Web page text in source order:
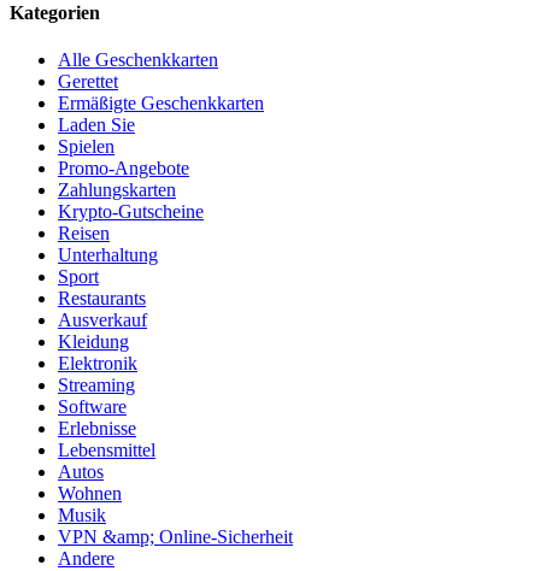
Kategorien
Alle Geschenkkarten
Gerettet
Ermäßigte Geschenkkarten
Laden Sie
Spielen
Promo-Angebote
Zahlungskarten
Krypto-Gutscheine
Reisen
Unterhaltung
Sport
Restaurants
Ausverkauf
Kleidung
Elektronik
Streaming
Software
Erlebnisse
Lebensmittel
Autos
Wohnen
Musik
VPN &amp; Online-Sicherheit
Andere